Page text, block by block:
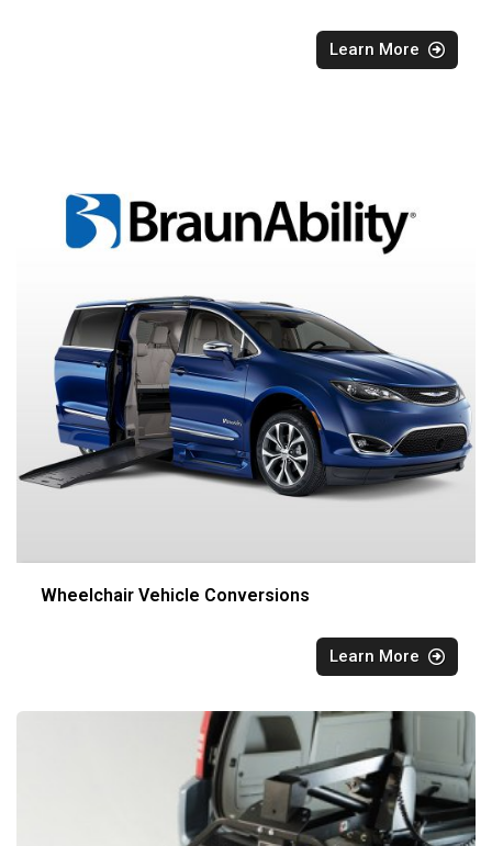
Learn More
Wheelchair Vehicle Conversions
Learn More